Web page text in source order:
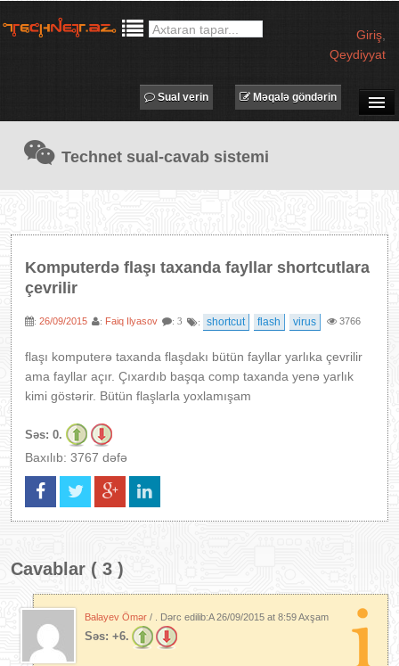
Giriş
Qeydiyyat
TECHNET TV
MƏQALƏLƏR
PROQRAMLAR
IT LÜĞƏT
XƏBƏRLƏR
Məqalə göndərin
Sual verin
Technet sual-cavab sistemi
Komputerdə flaşı taxanda fayllar shortcutlara
çevrilir
: 26/09/2015 : Faiq Ilyasov : 3 : shortcut flash virus 3766
flaşı komputerə taxanda flaşdakı bütün fayllar yarlıka çevrilir
ama fayllar açır. Çıxardıb başqa comp taxanda yenə yarlık
kimi göstərir. Bütün flaşlarla yoxlamışam
Səs: 0.
Baxılıb: 3767 dəfə
Cavablar ( 3 )
Balayev Ömər / . Dərc edilib:A26/09/2015 at 8:59 Axşam
Səs: +6.